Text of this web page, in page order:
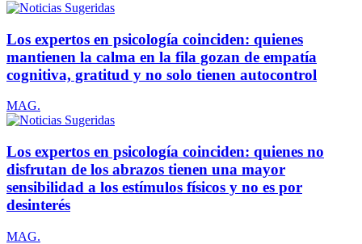
Los expertos en psicología coinciden: quienes
mantienen la calma en la fila gozan de empatía
cognitiva, gratitud y no solo tienen autocontrol
MAG.
Los expertos en psicología coinciden: quienes no
disfrutan de los abrazos tienen una mayor
sensibilidad a los estímulos físicos y no es por
desinterés
MAG.